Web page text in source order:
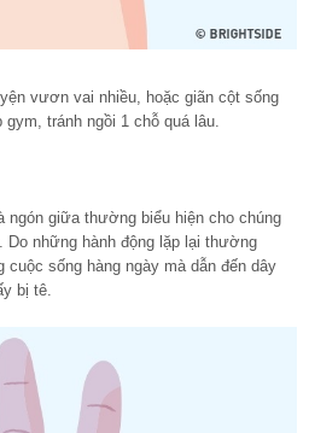
vươn vai nhiều, hoặc giãn cột sống
tránh ngồi 1 chỗ quá lâu.
ngón giữa thường biểu hiện cho chúng
những hành động lặp lại thường
cuộc sống hàng ngày mà dẫn đến dây
bị tê.